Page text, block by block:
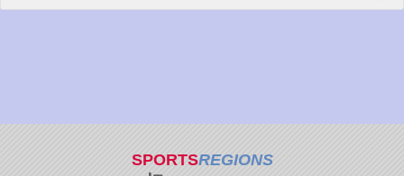
SPORTSREGIONS